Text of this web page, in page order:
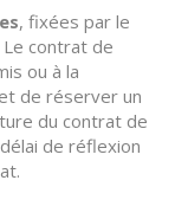
, fixées par le
Le contrat de
ou à la
de réserver un
du contrat de
de réflexion